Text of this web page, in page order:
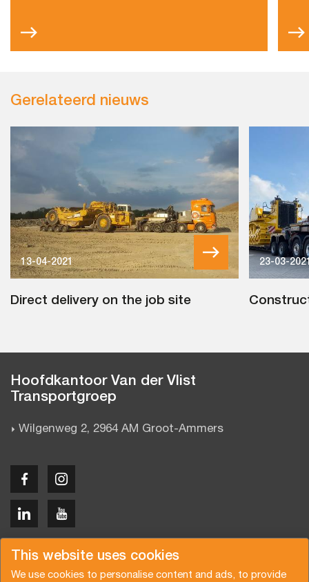
This website uses cookies
We use cookies to personalise content and ads, to provide
Gerelateerd nieuws
13-04-2021
Direct delivery on the job site
23-03-
Hoofdkantoor Van der Vlist
Transportgroep
Wilgenweg 2, 2964 AM Groot-Ammers
Copyright © 2026 Van der Vlist